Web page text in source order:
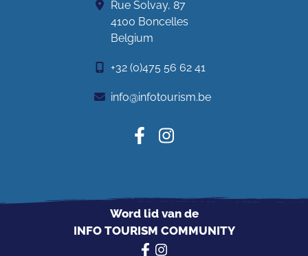
Rue Solvay, 87
4100 Boncelles
Belgium
+32 (0)475 56 62 41
info@infotourism.be
Word lid van de
INFO TOURISM COMMUNITY